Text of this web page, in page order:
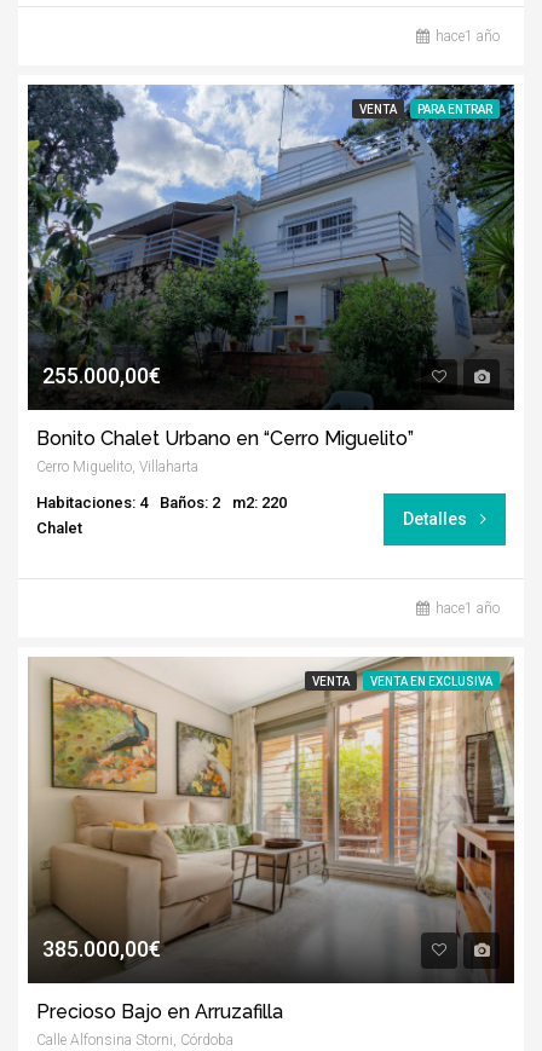
hace1 año
VENTA PARA ENTRAR
255.000,00€
Bonito Chalet Urbano en “Cerro Miguelito”
Cerro Miguelito, Villaharta
Habitaciones: 4 Baños: 2
m2: 220
Chalet
Detalles
hace1 año
VENTA VENTA EN EXCLUSIVA
385.000,00€
Precioso Bajo en Arruzafilla
Calle Alfonsina Storni, Córdoba